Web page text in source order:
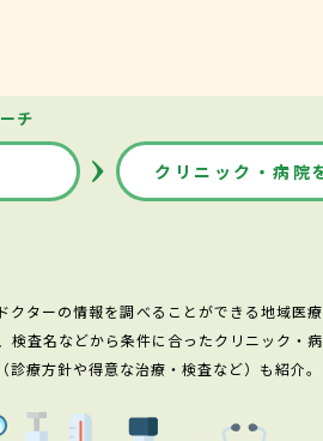
チ
クリニック・病院
ターの情報を調べることができる地域医療
査名などから条件に合ったクリニック・
療方針や得意な治療・検査など）も紹介。